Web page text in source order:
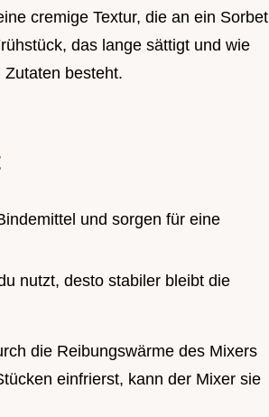
cremige Textur, die an ein Sorbet
das lange sättigt und wie
besteht.
und sorgen für eine
nutzt, desto stabiler bleibt die
die Reibungswärme des Mixers
einfrierst, kann der Mixer sie